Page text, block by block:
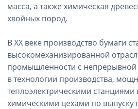
масса, а также химическая
хвойных пород.
В XX веке производство бумаги
высокомеханизированной
промышленности с
в технологии производства,
теплоэлектрическими
химическими цехами по выпуску